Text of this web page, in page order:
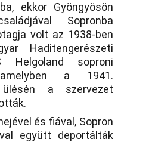
ekkor Gyöngyösön
Sopronba
volt az 1938-ben
Haditengerészeti
Helgoland soproni
a 1941.
a szervezet
és fiával, Sopron
együtt deportálták